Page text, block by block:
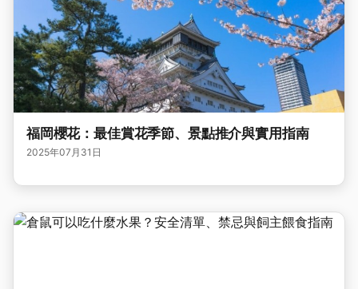
福岡櫻花：最佳賞花季節、景點推介與實用指南
2025年07月31日